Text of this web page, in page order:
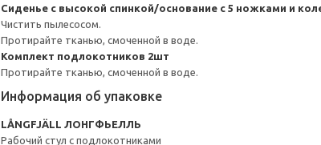
Сиденье с высокой спинкой/основание с 5 ножками и
Чистить пылесосом.
Протирайте тканью, смоченной в воде.
Комплект подлокотников 2шт
Протирайте тканью, смоченной в воде.
Информация об упаковке
LÅNGFJÄLL ЛОНГФЬЕЛЛЬ
Рабочий стул с подлокотниками